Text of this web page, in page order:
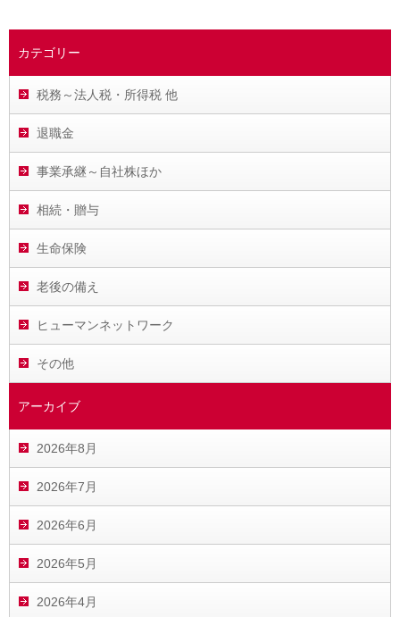
カテゴリー
税務～法人税・所得税 他
退職金
事業承継～自社株ほか
相続・贈与
生命保険
老後の備え
ヒューマンネットワーク
その他
アーカイブ
2026年8月
2026年7月
2026年6月
2026年5月
2026年4月